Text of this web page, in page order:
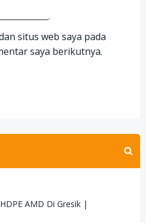
situs web saya pada
saya berikutnya.
AMD Di Gresik |